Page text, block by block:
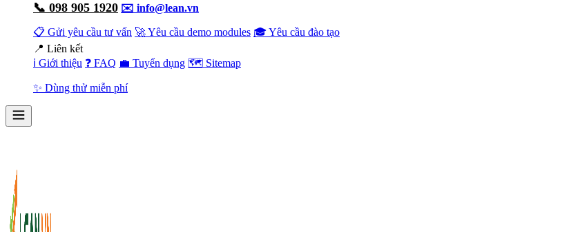
📞 098 905 1920 ✉️ info@lean.vn
📋 Gửi yêu cầu tư vấn 🚀 Yêu cầu demo modules 🎓 Yêu cầu đào tạo
📍 Liên kết
ℹ️ Giới thiệu ❓ FAQ 💼 Tuyển dụng 🗺️ Sitemap
✨ Dùng thử miễn phí